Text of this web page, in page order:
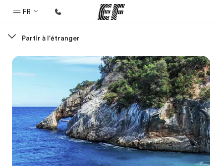
FR
Bienvenue chez EF
Bureaux
Trouver un bureau
A propos de nous
Partir à l'étranger